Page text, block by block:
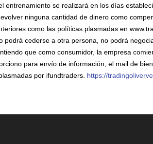
entrenamiento se realizará en los días
ninguna cantidad de dinero como
como las políticas plasmadas en
cederse a otra persona, no podrá
que como consumidor, la empresa
para envío de información, el mail de
por ifundtraders. https://